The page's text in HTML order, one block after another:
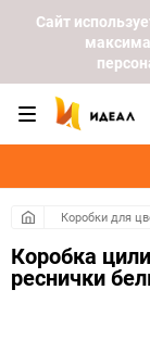
Cайт
Коробки для
Коробка
реснички